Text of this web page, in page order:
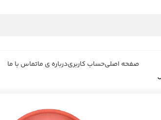
صفحه اصلیحساب کاربریدرباره ی ماتماس با ما